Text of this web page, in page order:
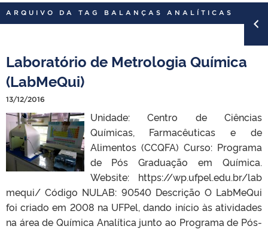
PORTARIAS
ARQUIVO DA TAG BALANÇAS ANALÍTICAS
Laboratório de Metrologia Química
(LabMeQui)
13/12/2016
Unidade: Centro de Ciências
Químicas, Farmacêuticas e de
Alimentos (CCQFA) Curso: Programa
de Pós Graduação em Química.
Website: https://wp.ufpel.edu.br/lab
mequi/ Código NULAB: 90540 Descrição O LabMeQui
foi criado em 2008 na UFPel, dando início às atividades
na área de Química Analítica junto ao Programa de Pós-